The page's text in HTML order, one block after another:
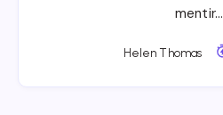
mentir…
Helen Thomas